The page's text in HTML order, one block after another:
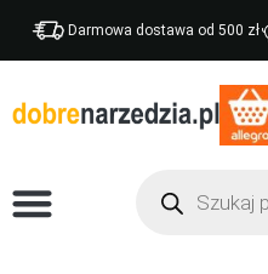
Darmowa dostawa od 500 zł